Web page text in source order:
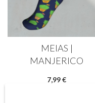
MEIAS |
MANJERICO
7,99 €